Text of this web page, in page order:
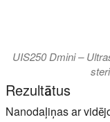
UIS250 Dmini –
Rezultātus
Nanodaļiņas ar